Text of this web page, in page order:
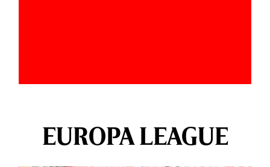
EUROPA LEAGUE